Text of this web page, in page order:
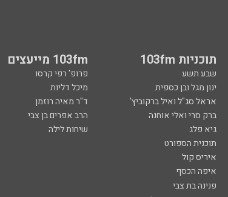
תוכניות 103fm 103fm מייעצים
שבע תשע פרופ' רפי קרסו
ינון מגל ובן כספית
מיכל דליות
אראל סג"ל ואיל ברקוביץ'
ד"ר מאיה רוזמן
ברק סרי ואלי אוחנה
הרב אפרים בן צבי
גיא פלג
שיחות לילה
תוכנית הספורט
איריס קול
איפה הכסף
פנינה בת צבי